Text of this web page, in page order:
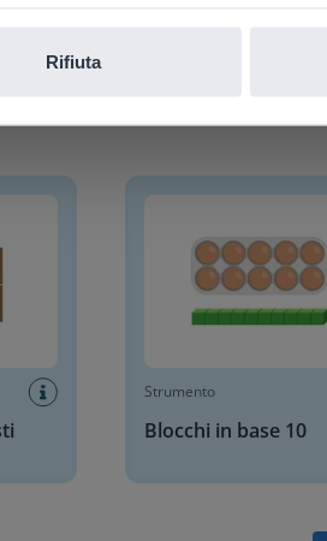
Rifiuta
Strumento
Blocchi in base 10